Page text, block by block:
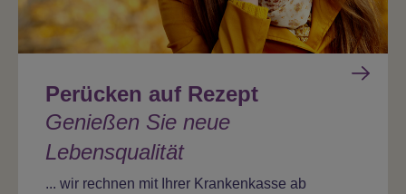
Perücken auf Rezept
Genießen Sie neue
Lebensqualität
... wir rechnen mit Ihrer Krankenkasse ab